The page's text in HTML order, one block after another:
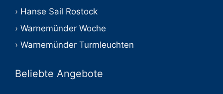
Hanse Sail Rostock
Warnemünder Woche
Warnemünder Turmleuchten
Beliebte Angebote